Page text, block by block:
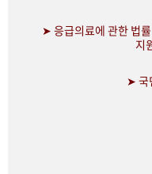
➤ 응급의료에 관한 법
지
➤ 국